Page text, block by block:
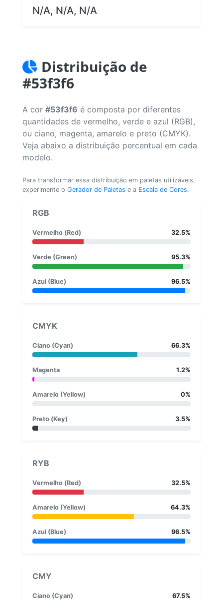
N/A, N/A, N/A
Distribuição de
#53f3f6
A cor #53f3f6 é composta por diferentes
quantidades de vermelho, verde e azul (RGB),
ou ciano, magenta, amarelo e preto (CMYK).
Veja abaixo a distribuição percentual em cada
modelo.
Para transformar essa distribuição em paletas utilizáveis,
experimente o Gerador de Paletas e a Escala de Cores.
RGB
Vermelho (Red) 32.5%
Verde (Green) 95.3%
Azul (Blue) 96.5%
CMYK
Ciano (Cyan) 66.3%
Magenta 1.2%
Amarelo (Yellow) 0%
Preto (Key) 3.5%
RYB
Vermelho (Red) 32.5%
Amarelo (Yellow) 64.3%
Azul (Blue) 96.5%
CMY
Ciano (Cyan) 67.5%